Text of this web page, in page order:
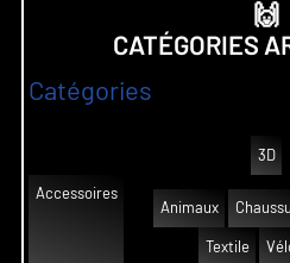
🙌
CATÉGORIES
Catégories
3D
Accessoires
Animaux
Textile